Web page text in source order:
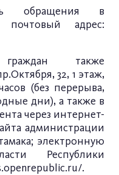
обращения в
адрес:
также
32, 1 этаж,
(без перерыва,
дни), а также в
через интернет-
администрации
; электронную
Республики
.